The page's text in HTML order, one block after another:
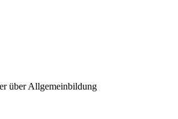
über Allgemeinbildung